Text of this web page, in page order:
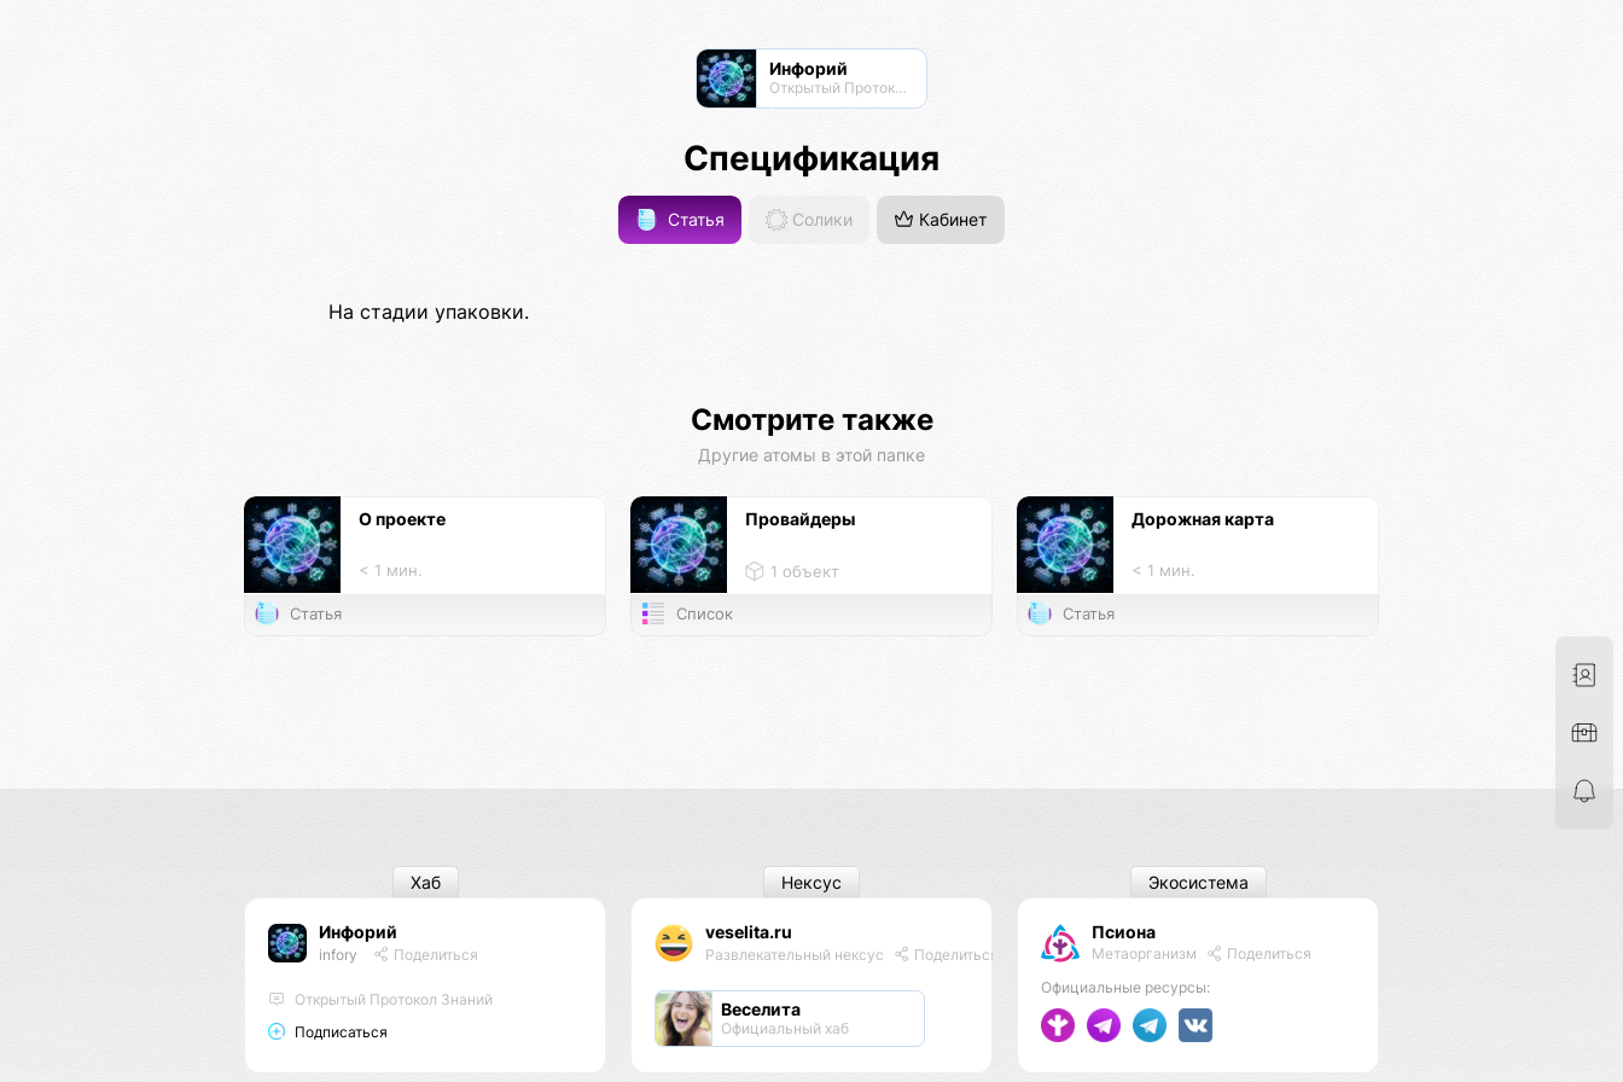
Инфорий
Открытый Протокол Знаний
Спецификация
Статья Солики Кабинет
На стадии упаковки.
Смотрите также
Другие атомы в этой папке
О проекте
< 1 мин.
Статья
Провайдеры
1 объект
Список
Дорожная карта
< 1 мин.
Статья
Инфорий
infory Поделиться
Открытый Протокол Знаний
Подписаться
Хаб
veselita.ru
Развлекательный нексус Поделиться
Веселита
Официальный хаб
Нексус
Псиона
Метаорганизм
Поделиться
Официальные ресурсы:
Экосистема